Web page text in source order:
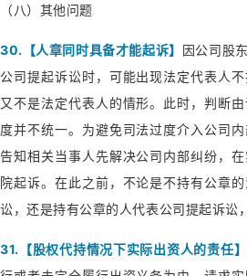
（八）其他问题
30.【人章同时具备才能起诉】 因公司股
公司提起诉讼时，可能出现法定代表人
又不是法定代表人的情形。此时，判断
度并不统一。为避免司法过度介入公司
告知相关当事人先解决公司内部纠纷，
院起诉。在此之前，不论是不持有公章
讼，还是持有公章的人代表公司提起诉讼
31.【股权代持情况下实际出资人的责任】